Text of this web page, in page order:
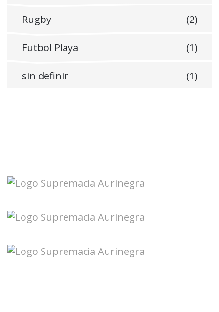
Rugby (2)
Futbol Playa (1)
sin definir (1)